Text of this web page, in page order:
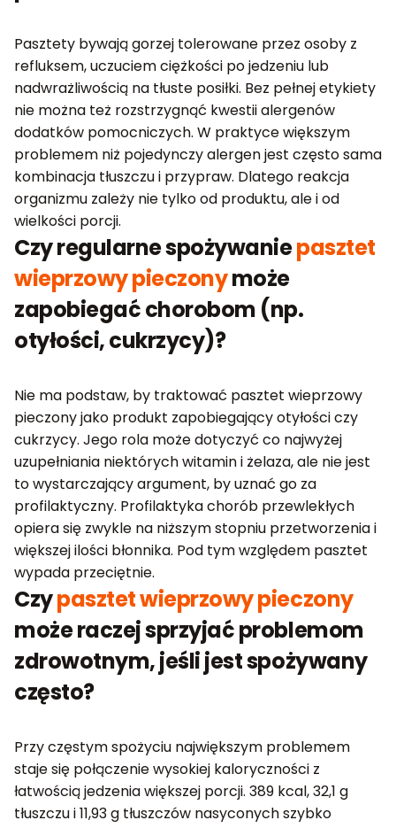
Pasztety bywają gorzej tolerowane przez osoby z
refluksem, uczuciem ciężkości po jedzeniu lub
nadwrażliwością na tłuste posiłki. Bez pełnej etykiety
nie można też rozstrzygnąć kwestii alergenów
dodatków pomocniczych. W praktyce większym
problemem niż pojedynczy alergen jest często sama
kombinacja tłuszczu i przypraw. Dlatego reakcja
organizmu zależy nie tylko od produktu, ale i od
wielkości porcji.
Czy regularne spożywaniepasztet
wieprzowy pieczonymoże
zapobiegać chorobom (np.
otyłości, cukrzycy)?
Nie ma podstaw, by traktować pasztet wieprzowy
pieczony jako produkt zapobiegający otyłości czy
cukrzycy. Jego rola może dotyczyć co najwyżej
uzupełniania niektórych witamin i żelaza, ale nie jest
to wystarczający argument, by uznać go za
profilaktyczny. Profilaktyka chorób przewlekłych
opiera się zwykle na niższym stopniu przetworzenia i
większej ilości błonnika. Pod tym względem pasztet
wypada przeciętnie.
Czypasztet wieprzowy pieczony
może raczej sprzyjać problemom
zdrowotnym, jeśli jest spożywany
często?
Przy częstym spożyciu największym problemem
staje się połączenie wysokiej kaloryczności z
łatwością jedzenia większej porcji. 389 kcal, 32,1 g
tłuszczu i 11,93 g tłuszczów nasyconych szybko